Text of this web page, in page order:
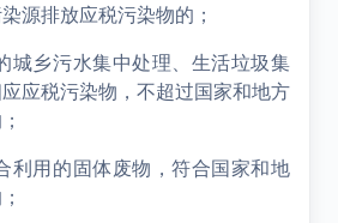
源排放应税污染物的；
城乡污水集中处理、生活垃圾集
应税污染物，不超过国家和地方
利用的固体废物，符合国家和地